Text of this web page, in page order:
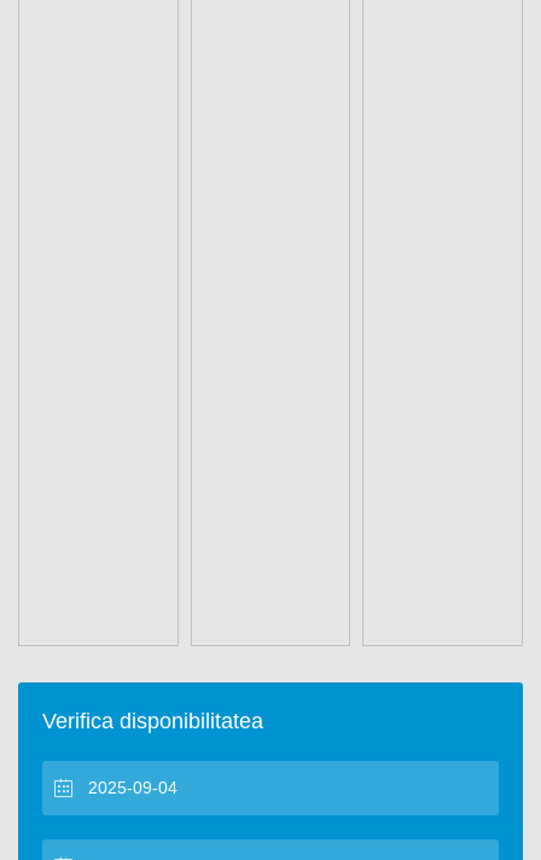
Verifica disponibilitatea